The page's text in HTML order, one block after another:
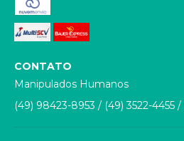
CONTATO
Manipulados Humanos
(49) 98423-8953 / (49) 3522-4455 /